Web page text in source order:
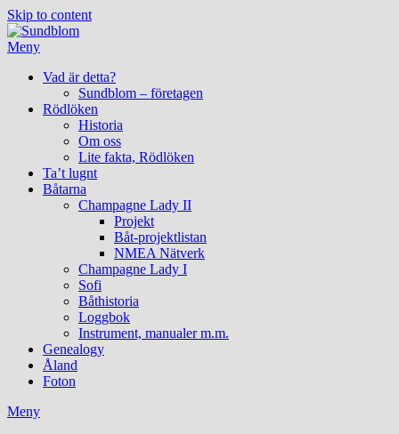
Skip to content
Meny
Vad är detta?
Sundblom – företagen
Rödlöken
Historia
Om oss
Lite fakta, Rödlöken
Ta’t lugnt
Båtarna
Champagne Lady II
Projekt
Båt-projektlistan
NMEA Nätverk
Champagne Lady I
Sofi
Båthistoria
Loggbok
Instrument, manualer m.m.
Genealogy
Åland
Foton
Meny